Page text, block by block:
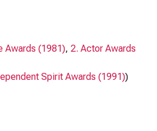
Awards (1981), 2. Actor Awards
Spirit Awards (1991))